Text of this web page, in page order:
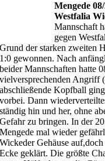
Mengede
Westfalia
Mannschaft
gegen
Grund der starken zweiten
1:0 gewonnen. Nach
beider Mannschaften hatte
vielversprechenden Angriff
abschließende Kopfball
vorbei. Dann
ständig hin und her, ohne
Gefahr zu bringen. In der
Mengede mal wieder
Wickeder Gehäuse
Ecke geklärt. Die größte